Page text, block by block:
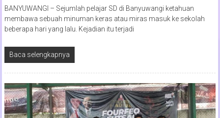
BANYUWANGI – Sejumlah pelajar SD di Banyuwangi ketahuan
membawa sebuah minuman keras atau miras masuk ke sekolah
beberapa hari yang lalu. Kejadian itu terjadi
Baca selengkapnya